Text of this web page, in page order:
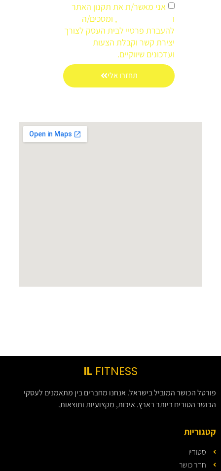
אני מאשר/ת את תקנון האתר
ו
, ומסכים/ה
להעברת פרטיי לבית העסק לצורך
יצירת קשר וקבלת הצעות
ועדכונים שיווקיים.
תחזרו אלי
IL FITNESS
פורטל הכושר המוביל בישראל. אנחנו מחברים בין מתאמנים לעסקי
הכושר הטובים ביותר בארץ. איכות, מקצועיות ותוצאות.
קטגוריות
סטודיו
חדר כושר